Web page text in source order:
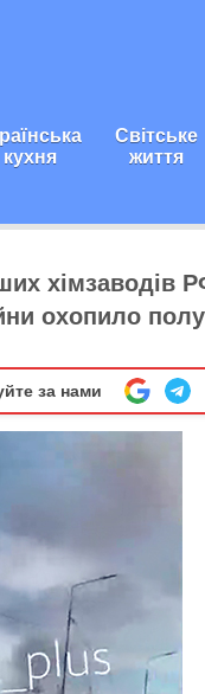
кухня
Світське
життя
хімзаводів
охопило
за нами